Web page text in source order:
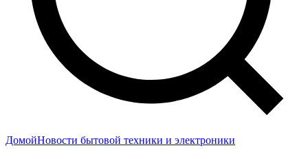
ДомойНовости бытовой техники и электроники